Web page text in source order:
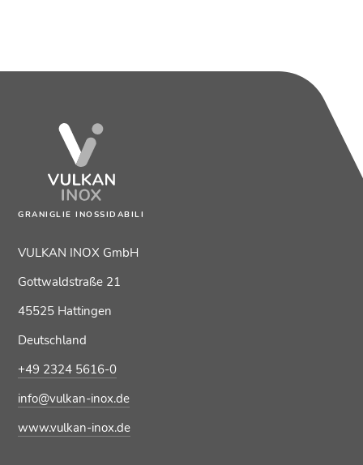
GRANIGLIE INOSSIDABILI
VULKAN INOX GmbH
Gottwaldstraße 21
45525 Hattingen
Deutschland
+49 2324 5616-0
info@vulkan-inox.de
www.vulkan-inox.de